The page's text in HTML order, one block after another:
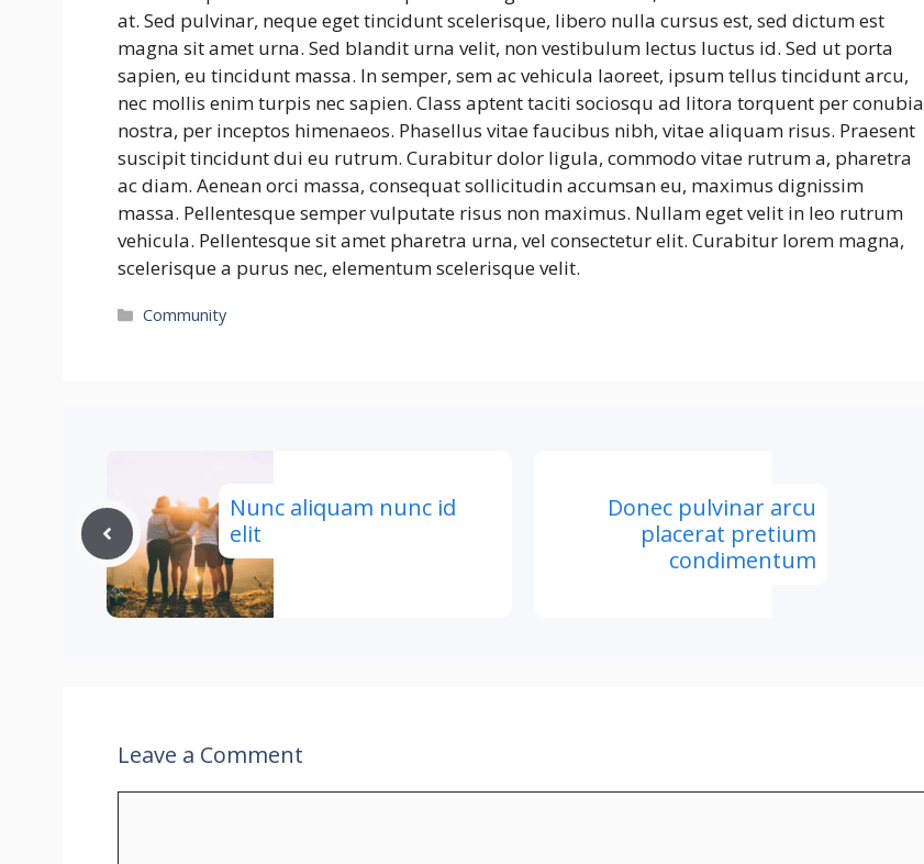
at. Sed pulvinar, neque eget tincidunt scelerisque, libero nulla cursus est, sed dictum est
magna sit amet urna. Sed blandit urna velit, non vestibulum lectus luctus id. Sed ut porta
sapien, eu tincidunt massa. In semper, sem ac vehicula laoreet, ipsum tellus tincidunt arcu,
nec mollis enim turpis nec sapien. Class aptent taciti sociosqu ad litora torquent per conubia
nostra, per inceptos himenaeos. Phasellus vitae faucibus nibh, vitae aliquam risus. Praesent
suscipit tincidunt dui eu rutrum. Curabitur dolor ligula, commodo vitae rutrum a, pharetra
ac diam. Aenean orci massa, consequat sollicitudin accumsan eu, maximus dignissim
massa. Pellentesque semper vulputate risus non maximus. Nullam eget velit in leo rutrum
vehicula. Pellentesque sit amet pharetra urna, vel consectetur elit. Curabitur lorem magna,
scelerisque a purus nec, elementum scelerisque velit.
Categories
Community
Nunc aliquam nunc id
elit
Donec pulvinar arcu
placerat pretium
condimentum
Leave a Comment